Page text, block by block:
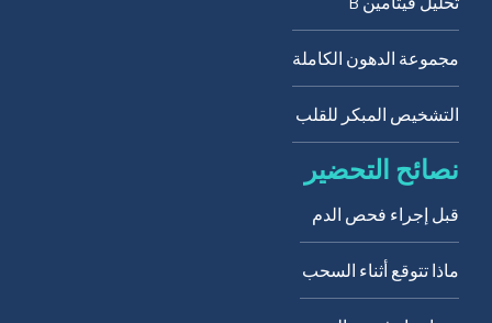
مجموعة الدهون الكاملة
التشخيص المبكر للقلب
نصائح التحضير
قبل إجراء فحص الدم
ماذا تتوقع أثناء السحب